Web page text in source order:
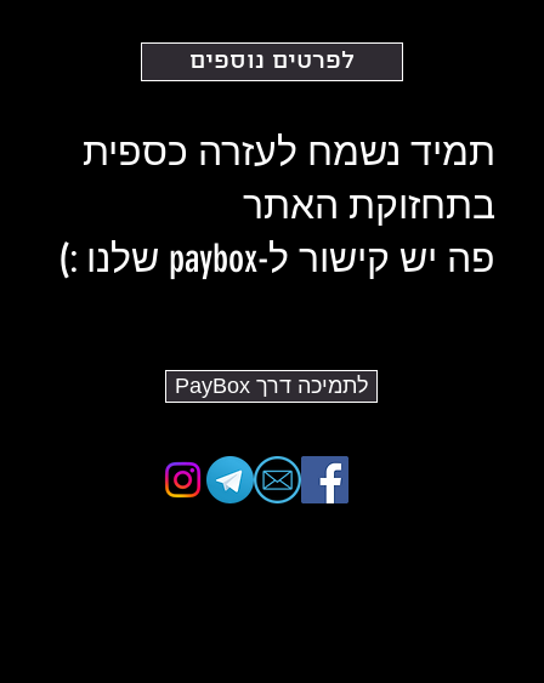
תמיד נשמח לעזרה כספית
בתחזוקת האתר
פה יש קישור ל-paybox שלנו :)
לתמיכה דרך PayBox
לפרטים נוספים